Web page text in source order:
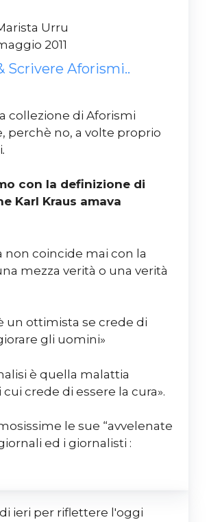
Urru
2011
Scrivere Aforismi..
collezione di Aforismi
perchè no, a volte proprio
.
con la definizione di
Karl Kraus amava
non coincide mai con la
mezza verità o una verità
un ottimista se crede di
gli uomini»
è quella malattia
crede di essere la cura».
le sue “avvelenate
ed i giornalisti :